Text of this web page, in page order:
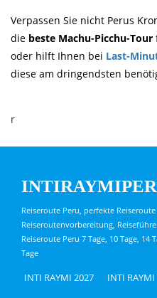
Verpassen Sie nicht Perus
die beste Machu-Picchu-Tour
oder hilft Ihnen bei Last-
diese am dringendsten
r
Reiseroute Peru, perfekte Reiseroute
Reiseroutenvorbereitung,
Reiseroute Peru 7 Tage, 10 Tage, 14
Tage
INTI RAYMI 2027 INTI RAYMI